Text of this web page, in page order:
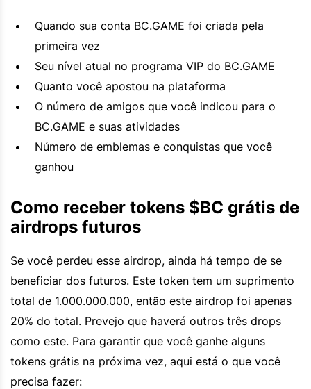
Quando sua conta BC.GAME foi criada pela
primeira vez
Seu nível atual no programa VIP do BC.GAME
Quanto você apostou na plataforma
O número de amigos que você indicou para o
BC.GAME e suas atividades
Número de emblemas e conquistas que você
ganhou
Como receber tokens $BC grátis de
airdrops futuros
Se você perdeu esse airdrop, ainda há tempo de se
beneficiar dos futuros. Este token tem um suprimento
total de 1.000.000.000, então este airdrop foi apenas
20% do total. Prevejo que haverá outros três drops
como este. Para garantir que você ganhe alguns
tokens grátis na próxima vez, aqui está o que você
precisa fazer: